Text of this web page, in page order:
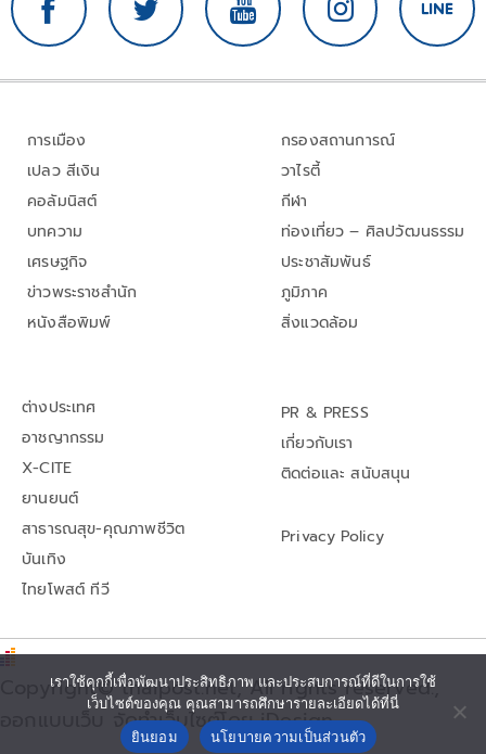
การเมือง
เปลว สีเงิน
คอลัมนิสต์
บทความ
เศรษฐกิจ
ข่าวพระราชสำนัก
หนังสือพิมพ์
กรองสถานการณ์
วาไรตี้
กีฬา
ท่องเที่ยว – ศิลปวัฒนธรรม
ประชาสัมพันธ์
ภูมิภาค
สิ่งแวดล้อม
ต่างประเทศ
อาชญากรรม
X-CITE
ยานยนต์
สาธารณสุข-คุณภาพชีวิต
บันเทิง
ไทยโพสต์ ทีวี
PR & PRESS
เกี่ยวกับเรา
ติดต่อและ สนับสนุน
Privacy Policy
Copyright© thaipost.net, All rights reserved.,
ออกแบบเว็บ จัดทำเว็บไซต์โดย iDesign
เราใช้คุกกี้เพื่อพัฒนาประสิทธิภาพ และประสบการณ์ที่ดีในการใช้
เว็บไซต์ของคุณ คุณสามารถศึกษารายละเอียดได้ที่นี่
ยินยอม
นโยบายความเป็นส่วนตัว